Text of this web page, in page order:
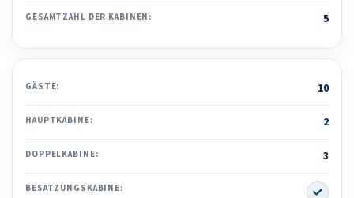
GESAMTZAHL DER KABINEN: 5
GÄSTE: 10
HAUPTKABINE: 2
DOPPELKABINE: 3
BESATZUNGSKABINE: Yes